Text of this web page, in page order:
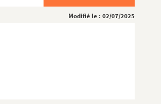
Modifié le : 02/07/2025